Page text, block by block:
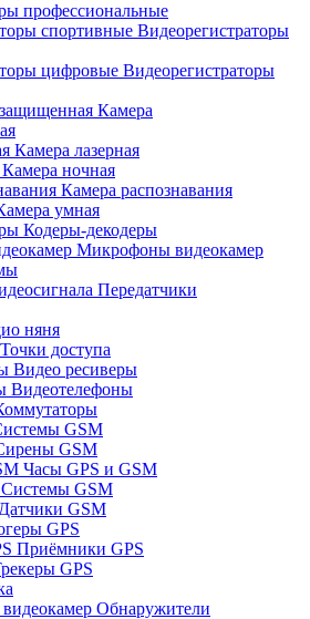
профессиональные
Видеорегистраторы
Видеорегистраторы
Камера
Камера лазерная
Камера ночная
Камера распознавания
умная
Кодеры-декодеры
Микрофоны видеокамер
Передатчики
няня
Точки доступа
Видео ресиверы
Видеотелефоны
GSM
GSM
Часы GPS и GSM
Системы GSM
Датчики GSM
GPS
Приёмники GPS
GPS
Обнаружители